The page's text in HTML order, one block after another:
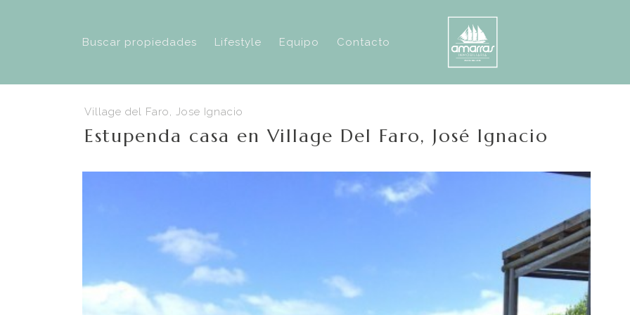
Buscar propiedades Lifestyle Equipo Contacto
Village del Faro, Jose Ignacio
Estupenda casa en Village Del Faro, José Ignacio